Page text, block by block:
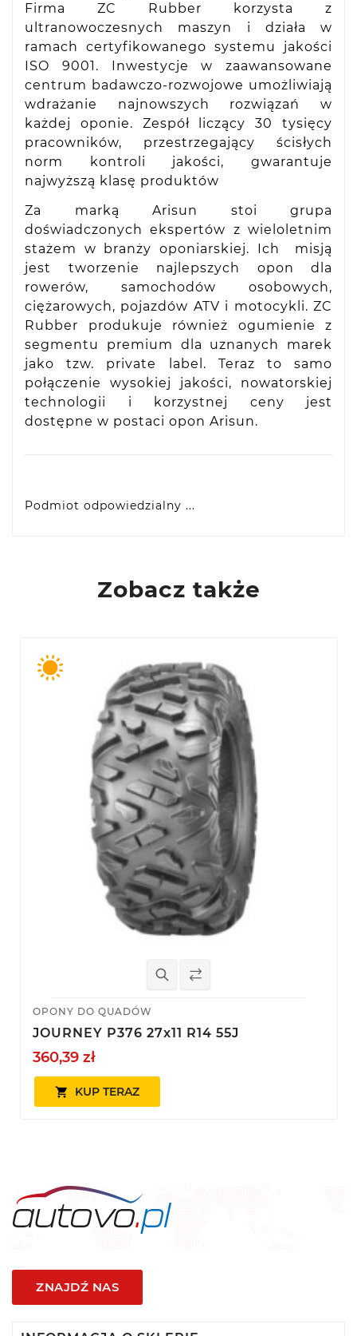
Firma ZC Rubber korzysta z
ultranowoczesnych maszyn i działa w
ramach certyfikowanego systemu jakości
ISO 9001. Inwestycje w zaawansowane
centrum badawczo-rozwojowe umożliwiają
wdrażanie najnowszych rozwiązań w
każdej oponie. Zespół liczący 30 tysięcy
pracowników, przestrzegający ścisłych
norm kontroli jakości, gwarantuje
najwyższą klasę produktów
Za marką Arisun stoi grupa
doświadczonych ekspertów z wieloletnim
stażem w branży oponiarskiej. Ich misją
jest tworzenie najlepszych opon dla
rowerów, samochodów osobowych,
ciężarowych, pojazdów ATV i motocykli. ZC
Rubber produkuje również ogumienie z
segmentu premium dla uznanych marek
jako tzw. private label. Teraz to samo
połączenie wysokiej jakości, nowatorskiej
technologii i korzystnej ceny jest
dostępne w postaci opon Arisun.
Podmiot odpowiedzialny ...
Zobacz także
OPONY DO QUADÓW
JOURNEY P376 27x11 R14 55J
360,39 zł
 KUP TERAZ
ZNAJDŹ NAS